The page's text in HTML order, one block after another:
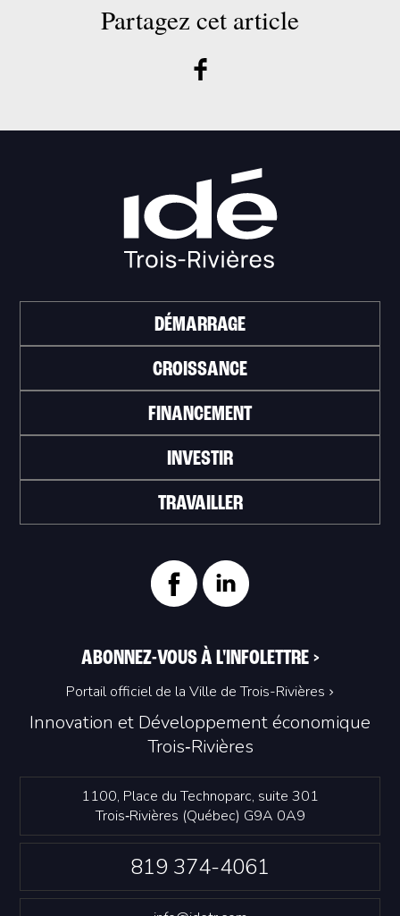
Partagez cet article
Innovation et Développement économique
Trois‑Rivières
1100, Place du Technoparc, suite 301
Trois‑Rivières (Québec) G9A 0A9
819 374-4061
DÉMARRAGE
CROISSANCE
FINANCEMENT
INVESTIR
TRAVAILLER
ABONNEZ-VOUS À L'INFOLETTRE >
Portail officiel de la Ville de Trois-Rivières